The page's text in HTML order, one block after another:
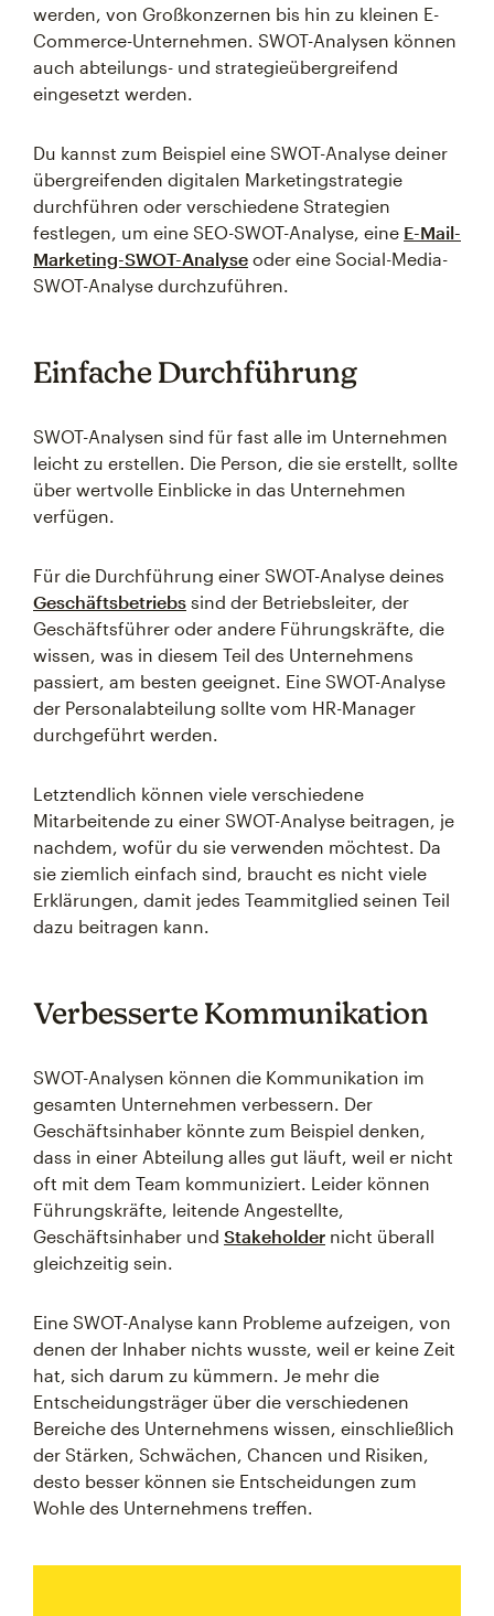
werden, von Großkonzernen bis hin zu kleinen E-
Commerce-Unternehmen. SWOT-Analysen können
auch abteilungs- und strategieübergreifend
eingesetzt werden.
Du kannst zum Beispiel eine SWOT-Analyse deiner
übergreifenden digitalen Marketingstrategie
durchführen oder verschiedene Strategien
festlegen, um eine SEO-SWOT-Analyse, eine E-Mail-
Marketing-SWOT-Analyse oder eine Social-Media-
SWOT-Analyse durchzuführen.
Einfache Durchführung
SWOT-Analysen sind für fast alle im Unternehmen
leicht zu erstellen. Die Person, die sie erstellt, sollte
über wertvolle Einblicke in das Unternehmen
verfügen.
Für die Durchführung einer SWOT-Analyse deines
Geschäftsbetriebs sind der Betriebsleiter, der
Geschäftsführer oder andere Führungskräfte, die
wissen, was in diesem Teil des Unternehmens
passiert, am besten geeignet. Eine SWOT-Analyse
der Personalabteilung sollte vom HR-Manager
durchgeführt werden.
Letztendlich können viele verschiedene
Mitarbeitende zu einer SWOT-Analyse beitragen, je
nachdem, wofür du sie verwenden möchtest. Da
sie ziemlich einfach sind, braucht es nicht viele
Erklärungen, damit jedes Teammitglied seinen Teil
dazu beitragen kann.
Verbesserte Kommunikation
SWOT-Analysen können die Kommunikation im
gesamten Unternehmen verbessern. Der
Geschäftsinhaber könnte zum Beispiel denken,
dass in einer Abteilung alles gut läuft, weil er nicht
oft mit dem Team kommuniziert. Leider können
Führungskräfte, leitende Angestellte,
Geschäftsinhaber und Stakeholder nicht überall
gleichzeitig sein.
Eine SWOT-Analyse kann Probleme aufzeigen, von
denen der Inhaber nichts wusste, weil er keine Zeit
hat, sich darum zu kümmern. Je mehr die
Entscheidungsträger über die verschiedenen
Bereiche des Unternehmens wissen, einschließlich
der Stärken, Schwächen, Chancen und Risiken,
desto besser können sie Entscheidungen zum
Wohle des Unternehmens treffen.